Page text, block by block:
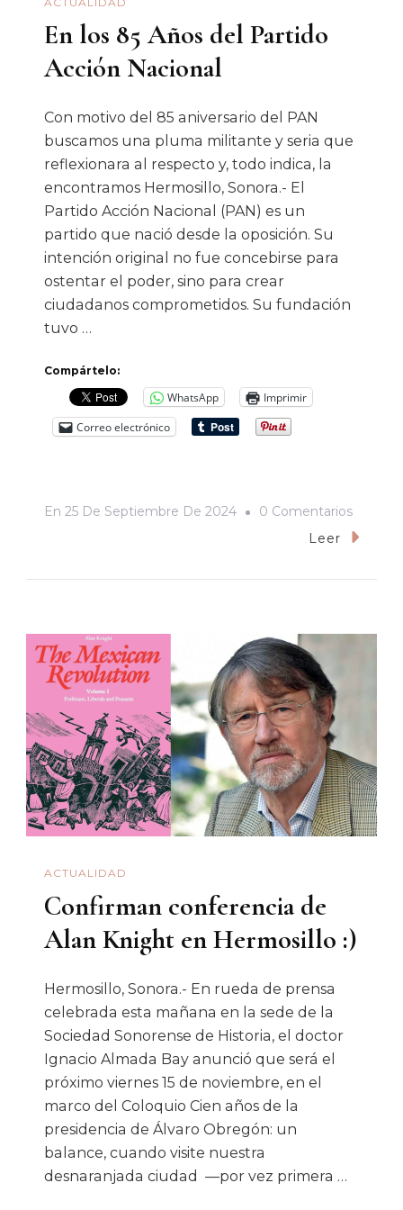
En los 85 Años del Partido
Acción Nacional
Con motivo del 85 aniversario del PAN
buscamos una pluma militante y seria que
reflexionara al respecto y, todo indica, la
encontramos Hermosillo, Sonora.- El
Partido Acción Nacional (PAN) es un
partido que nació desde la oposición. Su
intención original no fue concebirse para
ostentar el poder, sino para crear
ciudadanos comprometidos. Su fundación
tuvo …
Compártelo:
WhatsApp
Imprimir
Correo electrónico
En 25 De Septiembre De 2024 0 ComentariosEn
En
Leer
ACTUALIDAD
Confirman conferencia de
Alan Knight en Hermosillo :)
Hermosillo, Sonora.- En rueda de prensa
celebrada esta mañana en la sede de la
Sociedad Sonorense de Historia, el doctor
Ignacio Almada Bay anunció que será el
próximo viernes 15 de noviembre, en el
marco del Coloquio Cien años de la
presidencia de Álvaro Obregón: un
balance, cuando visite nuestra
desnaranjada ciudad —por vez primera …